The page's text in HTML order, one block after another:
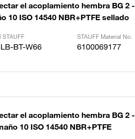
el acoplamiento hembra BG 2 -
10 ISO 14540 NBR+PTFE sellado
STAUFF STAUFF Material No.
BT-W66 6100069177
el acoplamiento hembra BG 2 -
10 ISO 14540 NBR+PTFE